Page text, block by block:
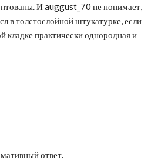
И auggust_70 не понимает,
в толстослойной штукатурке, если
кладке практически однородная и
ответ.